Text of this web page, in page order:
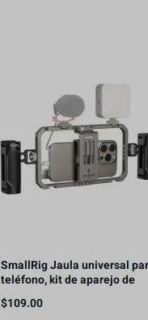
SmallRig Jaula universal
teléfono, kit de aparejo de
video para teléfono
inteligente con asas
$109.00